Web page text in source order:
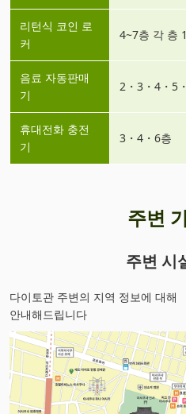
리턴식 코인 로
커
4~7층 각 층
음료 자동판매
기
2・3・4・5
휴대전화 충전
기
3・4・6층
주변
주변 시
다이토관 주변의 지역 정보에 대해
안내해드립니다